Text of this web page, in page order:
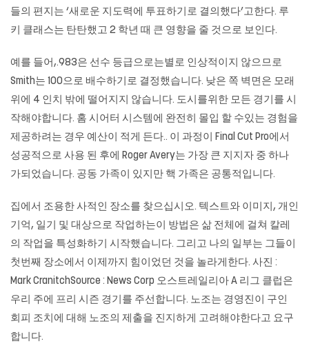
들의 편지는 ‘새로운 지도력에 투표하기로 결의했다’고한다. 루
키 클래스는 탄탄했고 2 학년 때 큰 영향을 줄 것으로 보인다.
예를 들어,.983은 선수 등급으로는별로 인상적이지 않으므로
Smith는 100으로 배수하기로 결정했습니다. 낮은 쪽 벽면은 모래
위에 4 인치 밖에 떨어지지 않습니다. 도시를위한 모든 경기를 시
작해야합니다. 홈 시어터 시스템에 완전히 몰입 할 수있는 경험을
제공하려는 경우 예산이 적게 든다.. 이 과정이 Final Cut Pro에서
성공적으로 사용 된 후에 Roger Avery는 가장 큰 지지자 중 하나
가되었습니다. 공동 가족이 있지만 핵 가족은 공통적입니다.
집에서 조용한 사적인 장소를 찾으십시오. 텍스트와 이미지, 개인
기억, 일기 및 대상으로 작업하는이 방법은 삶 전체에 걸쳐 칼레
의 작업을 특성화하기 시작했습니다. 그리고 나의 일부는 그들이
첫번째 장소에서 이제까지 힘이었던 것을 놀라게한다. 사진 :
Mark CranitchSource : News Corp 오스트레일리아 A 리그 클럽은
우리 주에 프리 시즌 경기를 주선합니다. 노조는 경영진이 구인
회피 조치에 대해 노조의 제출을 ​​진지하게 고려해야한다고 요구
합니다.